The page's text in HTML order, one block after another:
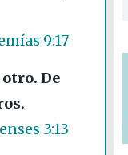
9:17
De
3:13